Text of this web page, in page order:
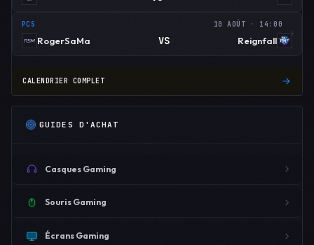
PCS 10 AOÛT · 14:00
RogerSaMa VS Reignfall
CALENDRIER COMPLET
GUIDES D'ACHAT
Casques Gaming
Souris Gaming
Écrans Gaming